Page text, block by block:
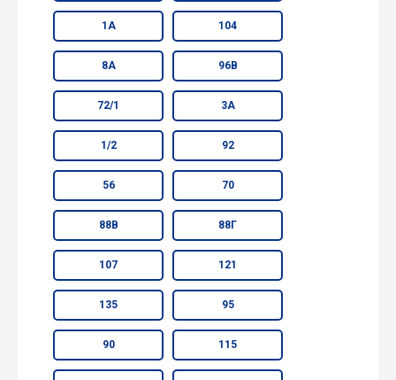
1А 104
8А 96В
72/1 3А
1/2 92
56 70
88В 88Г
107 121
135 95
90 115